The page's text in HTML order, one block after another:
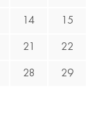
14 15
21 22
28 29